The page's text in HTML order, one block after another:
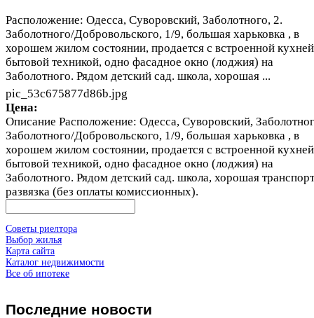
Расположение: Одесса, Суворовский, Заболотного, 2.
Заболотного/Добровольского, 1/9, большая харьковка , в
хорошем жилом состоянии, продается с встроенной
бытовой техникой, одно фасадное окно (лоджия) на
Заболотного. Рядом детский сад. школа, хорошая ...
pic_53c675877d86b.jpg
Цена:
Описание Расположение: Одесса, Суворовский,
Заболотного/Добровольского, 1/9, большая харьковка , в
хорошем жилом состоянии, продается с встроенной
бытовой техникой, одно фасадное окно (лоджия) на
Заболотного. Рядом детский сад. школа, хорошая
развязка (без оплаты комиссионных).
Советы риелтора
Выбор жилья
Карта сайта
Каталог недвижимости
Все об ипотеке
Последние новости